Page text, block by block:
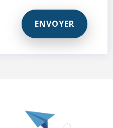
ENVOYER